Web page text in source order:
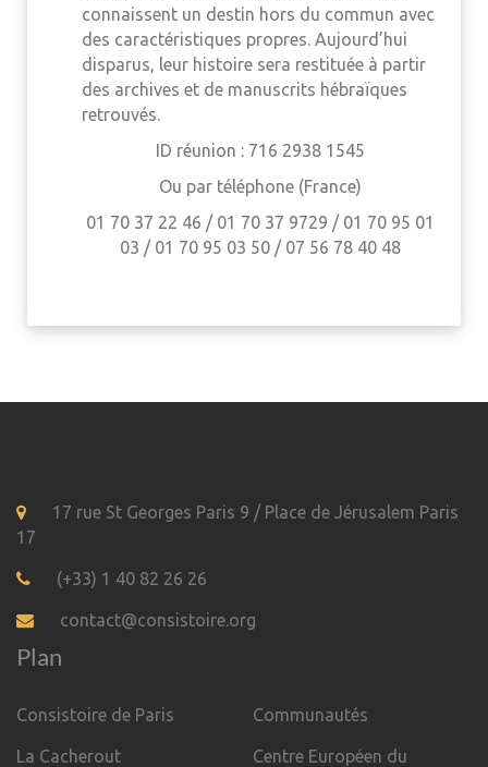
connaissent un destin hors du commun avec
des caractéristiques propres. Aujourd’hui
disparus, leur histoire sera restituée à partir
des archives et de manuscrits hébraïques
retrouvés.
ID réunion : 716 2938 1545
Ou par téléphone (France)
01 70 37 22 46 / 01 70 37 9729 / 01 70 95 01
03 / 01 70 95 03 50 / 07 56 78 40 48
17 rue St Georges Paris 9 / Place de Jérusalem Paris
17
(+33) 1 40 82 26 26
contact@consistoire.org
Plan
Consistoire de Paris
La Cacherout
Communautés
Centre Européen du